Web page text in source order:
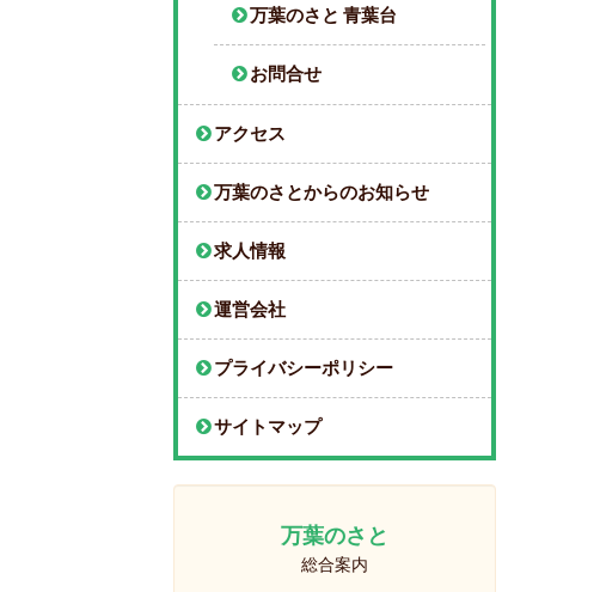
万葉のさと 青葉台
お問合せ
アクセス
万葉のさとからのお知らせ
求人情報
運営会社
プライバシーポリシー
サイトマップ
万葉のさと
総合案内